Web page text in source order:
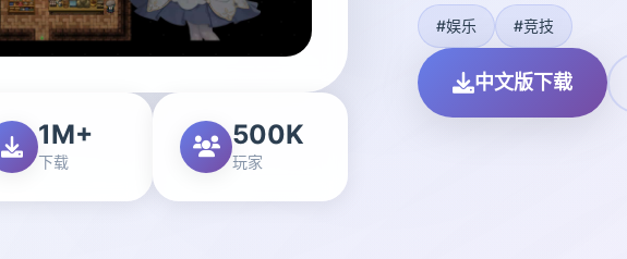
1M+
下载
500K
玩家
#娱乐 #竞技
中文版下载